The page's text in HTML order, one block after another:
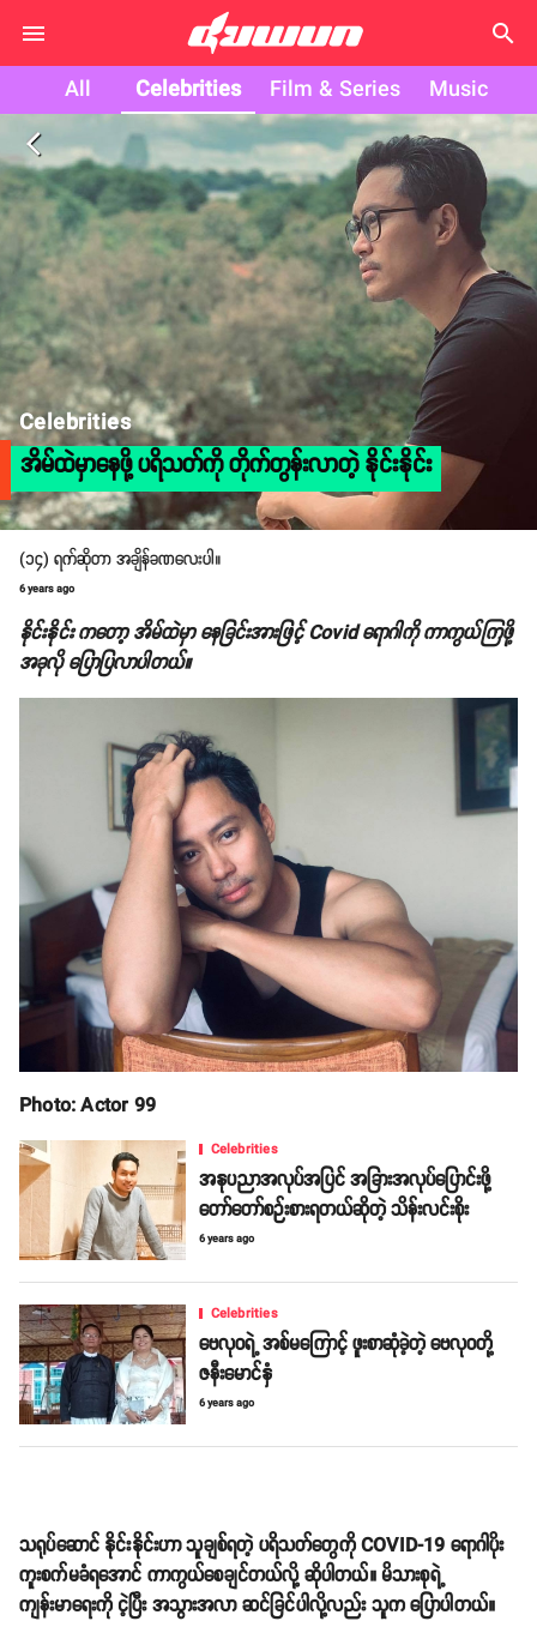
search
All Celebrities Film & Series Music
arrow_back_ios
Celebrities
အိမ်ထဲမှာနေဖို့ ပရိသတ်ကို တိုက်တွန်းလာတဲ့ နိုင်းနိုင်း
(၁၄) ရက်ဆိုတာ အချိန်ခဏလေးပါ။
6 years ago
နိုင်းနိုင်း ကတော့ အိမ်ထဲမှာ နေခြင်းအားဖြင့် Covid ရောဂါကို ကာကွယ်ကြဖို့
အခုလို ပြောပြလာပါတယ်။
Photo: Actor 99
Celebrities
အနုပညာအလုပ်အပြင် အခြားအလုပ်ပြောင်းဖို့
တော်တော်စဉ်းစားရတယ်ဆိုတဲ့ သိန်းလင်းစိုး
6 years ago
Celebrities
ဗေလုဝရဲ့ အစ်မကြောင့် ဖူးစာဆုံခဲ့တဲ့ ဗေလုဝတို့
ဇနီးမောင်နှံ
6 years ago
သရုပ်ဆောင် နိုင်းနိုင်းဟာ သူချစ်ရတဲ့ ပရိသတ်တွေကို COVID-19 ရောဂါပိုး
ကူးစက်မခံရအောင် ကာကွယ်စေချင်တယ်လို့ ဆိုပါတယ်။ မိသားစုရဲ့
ကျန်းမာရေးကို ငဲ့ပြီး အသွားအလာ ဆင်ခြင်ပါလို့လည်း သူက ပြောပါတယ်။